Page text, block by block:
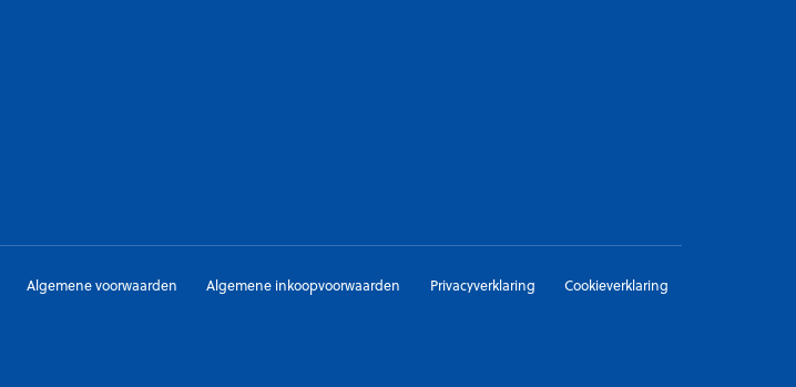
Algemene voorwaarden Algemene inkoopvoorwaarden Privacyverklaring Cookieverklaring